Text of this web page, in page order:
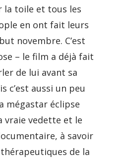
la toile et tous les
en ont fait leurs
novembre. C’est
– le film a déjà fait
de lui avant sa
c’est aussi un peu
mégastar éclipse
vraie vedette et le
à savoir
de la